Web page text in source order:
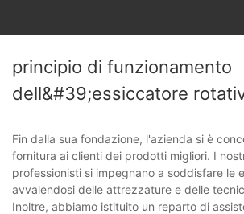
principio di funzionamento
dell&#39;essiccatore
Fin dalla sua fondazione, l'azienda si è
fornitura ai clienti dei prodotti migliori. I
professionisti si impegnano a soddisfare le
avvalendosi delle attrezzature e delle
Inoltre, abbiamo istituito un reparto di